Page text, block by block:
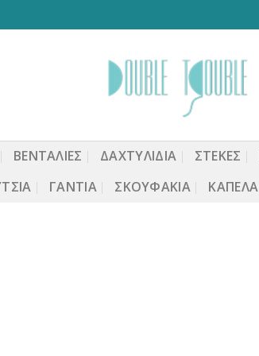
ΒΕΝΤΆΛΙΕΣ ΔΑΧΤΥΛΙΔΙΑ ΣΤΈΚΕΣ
ΓΆΝΤΙΑ ΣΚΟΥΦΆΚΙΑ ΚΑΠΈΛΑ